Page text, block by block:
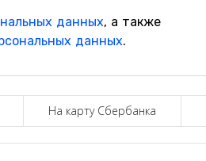
На карту Сбербанка